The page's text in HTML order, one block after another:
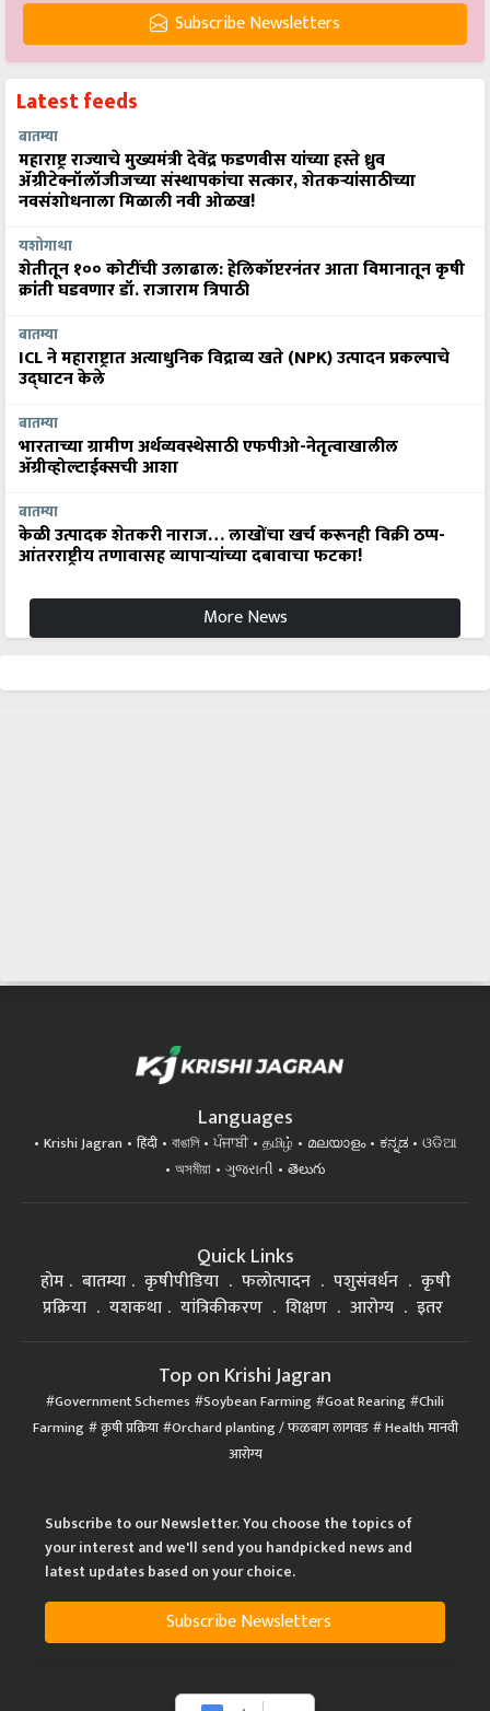
Subscribe Newsletters
Latest feeds
बातम्या
महाराष्ट्र राज्याचे मुख्यमंत्री देवेंद्र फडणवीस यांच्या हस्ते ध्रुव
ॲग्रीटेक्नॉलॉजीजच्या संस्थापकांचा सत्कार, शेतकऱ्यांसाठीच्या
नवसंशोधनाला मिळाली नवी ओळख!
यशोगाथा
शेतीतून १०० कोटींची उलाढाल: हेलिकॉप्टरनंतर आता विमानातून कृषी
क्रांती घडवणार डॉ. राजाराम त्रिपाठी
बातम्या
ICL ने महाराष्ट्रात अत्याधुनिक विद्राव्य खते (NPK) उत्पादन प्रकल्पाचे
उद्घाटन केले
बातम्या
भारताच्या ग्रामीण अर्थव्यवस्थेसाठी एफपीओ-नेतृत्वाखालील
अ‍ॅग्रीव्होल्टाईक्सची आशा
बातम्या
केळी उत्पादक शेतकरी नाराज… लाखोंचा खर्च करूनही विक्री ठप्प-
आंतरराष्ट्रीय तणावासह व्यापाऱ्यांच्या दबावाचा फटका!
More News
Languages
Krishi Jagran हिंदी বাঙালি ਪੰਜਾਬੀ தமிழ் മലയാളം ಕನ್ನಡ
ଓଡିଆ
অসমীয়া
ગુજરાતી తెలుగు
Quick Links
होम बातम्या कृषीपीडिया फलोत्पादन पशुसंवर्धन
कृषी
प्रक्रिया
यशकथा यांत्रिकीकरण शिक्षण आरोग्य इतर
Top on Krishi Jagran
Government Schemes Soybean Farming Goat Rearing Chili
Farming कृषी प्रक्रिया Orchard planting / फळबाग लागवड Health मानवी
आरोग्य
Subscribe to our Newsletter. You choose the topics of
your interest and we'll send you handpicked news and
latest updates based on your choice.
Subscribe Newsletters